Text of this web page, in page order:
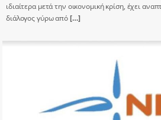
ιδιαίτερα μετά την οικονομική κρίση, έχει
διάλογος γύρω από[…]